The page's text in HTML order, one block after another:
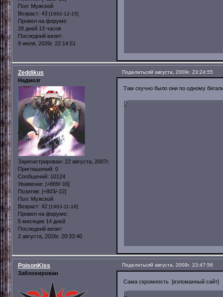
Пол: Мужской
Возраст: 43 [1982-12-15]
Провел на форуме:
28 дней 13 часов
Последний визит:
9 июля, 2026г. 22:14:51
Поделиться9 августа, 2009г. 23:24:55
Zeddikus
Надмозг
Зарегистрирован: 22 августа, 2007г.
Приглашений: 0
Сообщений: 10124
Уважение: [+869/-16]
Позитив: [+803/-22]
Пол: Мужской
Возраст: 42 [1983-11-18]
Провел на форуме:
5 месяцев 14 дней
Последний визит:
2 августа, 2026г. 20:33:40
Там скучно было они по одному
0
Поделиться9 августа, 2009г. 23:47:56
PoisonKiss
Заблокирован
Сама скромность [взломанный сайт]
0